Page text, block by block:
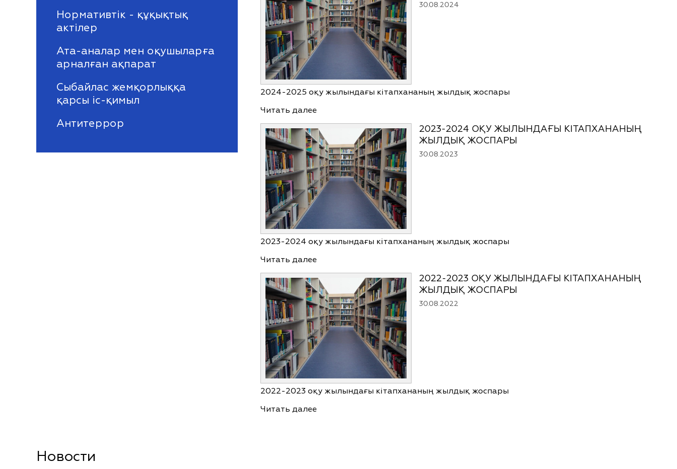
Нормативтік - құқықтық
актілер
Ата-аналар мен оқушыларға
арналған ақпарат
Сыбайлас жемқорлыққа
қарсы іс-қимыл
Антитеррор
30.08.2024
2024-2025 оқу жылындағы кітапхананың жылдық жоспары
Читать далее
2023-2024 ОҚУ ЖЫЛЫНДАҒЫ КІТАПХАНАНЫҢ
ЖЫЛДЫҚ ЖОСПАРЫ
30.08.2023
2023-2024 оқу жылындағы кітапхананың жылдық жоспары
Читать далее
2022-2023 ОҚУ ЖЫЛЫНДАҒЫ КІТАПХАНАНЫҢ
ЖЫЛДЫҚ ЖОСПАРЫ
30.08.2022
2022-2023 оқу жылындағы кітапхананың жылдық жоспары
Читать далее
Новости